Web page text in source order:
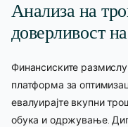
Анализа на
доверливост
Финансиските
платформа за
евалуирајте вкупни
обука и одржување.